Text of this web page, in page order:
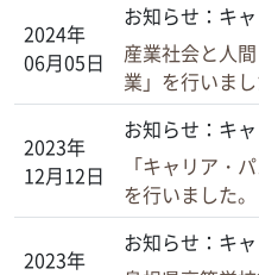
2024年
06月05日
お知らせ：キ
産業社会と人
業」を行いま
2023年
12月12日
お知らせ：キ
「キャリア・
を行いました。
2023年
お知らせ：キ